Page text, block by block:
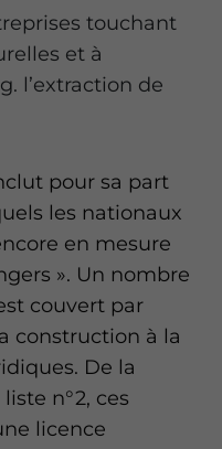
touchant
et à
l’extraction de
pour sa part
les nationaux
en mesure
». Un nombre
couvert par
construction à la
De la
n°2, ces
licence